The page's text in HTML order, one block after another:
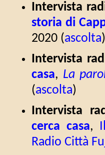
Intervista
storia di
2020 (ascolta)
Intervista
casa, La
(ascolta)
Intervista
cerca casa,
Radio Città